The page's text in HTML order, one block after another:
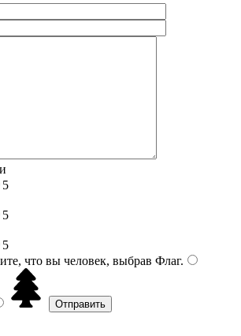
5
5
5
что вы человек, выбрав Флаг.